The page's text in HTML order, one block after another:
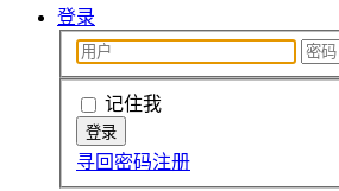
登录
记住我
寻回密码注册